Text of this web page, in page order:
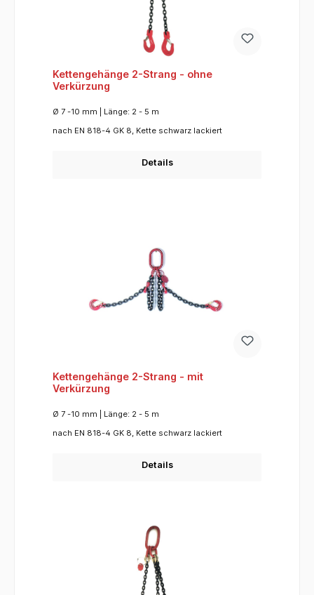
Kettengehänge 2-Strang - ohne
Verkürzung
Ø 7 -10 mm | Länge: 2 - 5 m
nach EN 818-4 GK 8, Kette schwarz lackiert
Details
Kettengehänge 2-Strang - mit
Verkürzung
Ø 7 -10 mm | Länge: 2 - 5 m
nach EN 818-4 GK 8, Kette schwarz lackiert
Details